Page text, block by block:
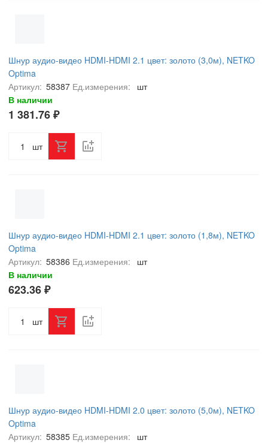
Шнур аудио-видео HDMI-HDMI 2.1 цвет: золото (3,0м), NETKO
Optima
Артикул: 58387 Ед.измерения:
шт
В наличии
1 381.76 ₽
шт
Шнур аудио-видео HDMI-HDMI 2.1 цвет: золото (1,8м), NETKO
Optima
Артикул: 58386 Ед.измерения:
шт
В наличии
623.36 ₽
шт
Шнур аудио-видео HDMI-HDMI 2.0 цвет: золото (5,0м), NETKO
Optima
Артикул: 58385 Ед.измерения:
шт